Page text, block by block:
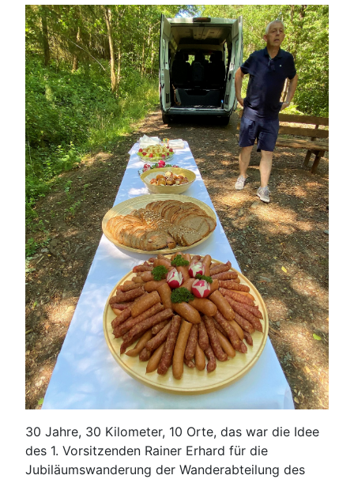
30 Jahre, 30 Kilometer, 10 Orte, das war die Idee
des 1. Vorsitzenden Rainer Erhard für die
Jubiläumswanderung der Wanderabteilung des